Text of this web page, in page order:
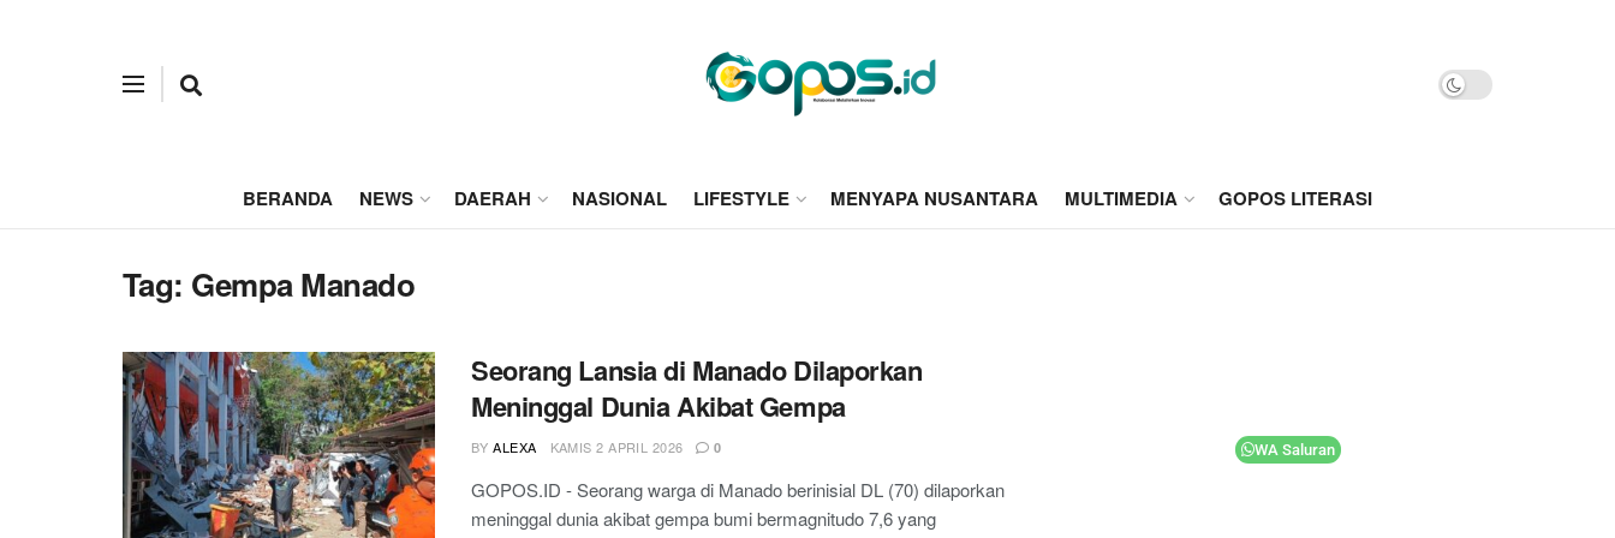
BERANDA NEWS DAERAH NASIONAL LIFESTYLE MENYAPA NUSANTARA MULTIMEDIA GOPOS LITERASI
Tag: Gempa Manado
Seorang Lansia di Manado Dilaporkan
Meninggal Dunia Akibat Gempa
BY ALEXA KAMIS 2 APRIL 2026 0
GOPOS.ID - Seorang warga di Manado berinisial DL (70) dilaporkan
meninggal dunia akibat gempa bumi bermagnitudo 7,6 yang
WA Saluran